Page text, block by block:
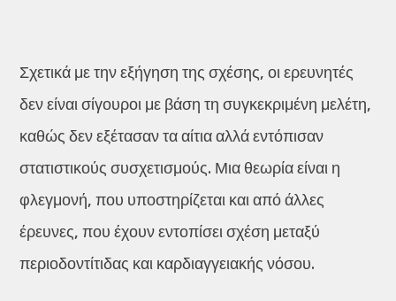
Σχετικά με την εξήγηση της σχέσης, οι ερευνητές
δεν είναι σίγουροι με βάση τη συγκεκριμένη μελέτη,
καθώς δεν εξέτασαν τα αίτια αλλά εντόπισαν
στατιστικούς συσχετισμούς. Μια θεωρία είναι η
φλεγμονή, που υποστηρίζεται και από άλλες
έρευνες, που έχουν εντοπίσει σχέση μεταξύ
περιοδοντίτιδας και καρδιαγγειακής νόσου.